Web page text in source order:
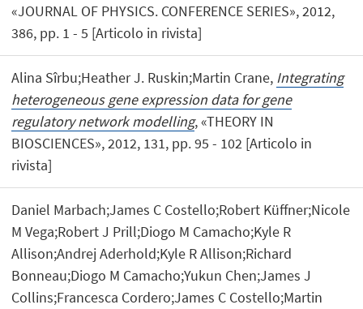
«JOURNAL OF PHYSICS. CONFERENCE SERIES», 2012,
386, pp. 1 - 5 [Articolo in rivista]
Alina Sîrbu;Heather J. Ruskin;Martin Crane, Integrating
heterogeneous gene expression data for gene
regulatory network modelling, «THEORY IN
BIOSCIENCES», 2012, 131, pp. 95 - 102 [Articolo in
rivista]
Daniel Marbach;James C Costello;Robert Küffner;Nicole
M Vega;Robert J Prill;Diogo M Camacho;Kyle R
Allison;Andrej Aderhold;Kyle R Allison;Richard
Bonneau;Diogo M Camacho;Yukun Chen;James J
Collins;Francesca Cordero;James C Costello;Martin